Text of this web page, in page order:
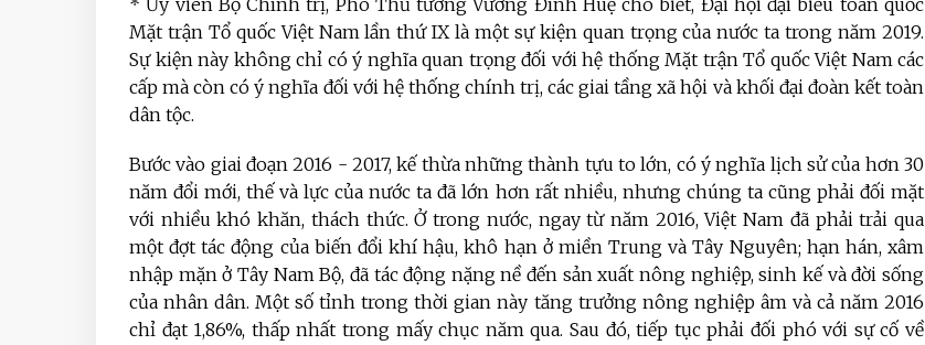
* Ủy viên Bộ Chính trị, Phó Thủ tướng Vương Đình Huệ cho biết, Đại hội đại biểu toàn quốc
Mặt trận Tổ quốc Việt Nam lần thứ IX là một sự kiện quan trọng của nước ta trong năm 2019.
Sự kiện này không chỉ có ý nghĩa quan trọng đối với hệ thống Mặt trận Tổ quốc Việt Nam các
cấp mà còn có ý nghĩa đối với hệ thống chính trị, các giai tầng xã hội và khối đại đoàn kết toàn
dân tộc.
Bước vào giai đoạn 2016 - 2017, kế thừa những thành tựu to lớn, có ý nghĩa lịch sử của hơn 30
năm đổi mới, thế và lực của nước ta đã lớn hơn rất nhiều, nhưng chúng ta cũng phải đối mặt
với nhiều khó khăn, thách thức. Ở trong nước, ngay từ năm 2016, Việt Nam đã phải trải qua
một đợt tác động của biến đổi khí hậu, khô hạn ở miền Trung và Tây Nguyên; hạn hán, xâm
nhập mặn ở Tây Nam Bộ, đã tác động nặng nề đến sản xuất nông nghiệp, sinh kế và đời sống
của nhân dân. Một số tỉnh trong thời gian này tăng trưởng nông nghiệp âm và cả năm 2016
chỉ đạt 1,86%, thấp nhất trong mấy chục năm qua. Sau đó, tiếp tục phải đối phó với sự cố về